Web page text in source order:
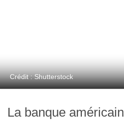
Crédit : Shutterstock
La banque